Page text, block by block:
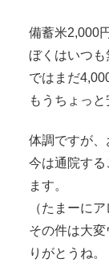
備蓄米2,000
ぼくはいつ
ではまだ
もうちょっ
体調ですが、
今は通院する
ます。
（たまーに
その件は大
りがとうね。